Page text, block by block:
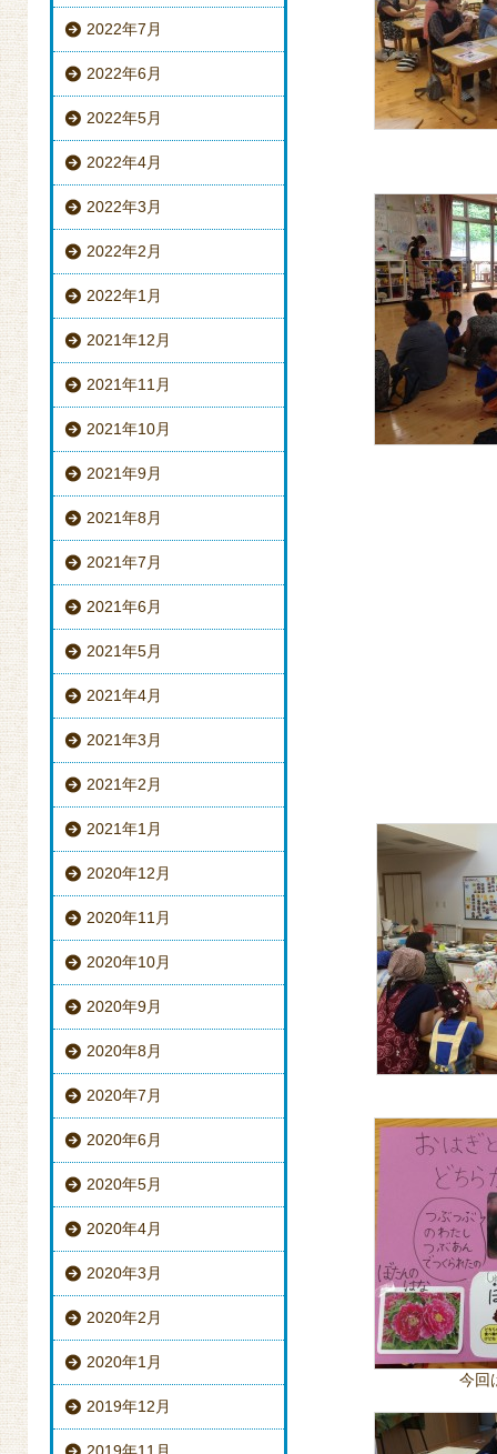
2022年7月
2022年6月
2022年5月
2022年4月
2022年3月
2022年2月
2022年1月
2021年12月
2021年11月
2021年10月
2021年9月
2021年8月
2021年7月
2021年6月
2021年5月
2021年4月
2021年3月
2021年2月
2021年1月
2020年12月
2020年11月
2020年10月
2020年9月
2020年8月
2020年7月
2020年6月
2020年5月
2020年4月
2020年3月
2020年2月
2020年1月
2019年12月
今回